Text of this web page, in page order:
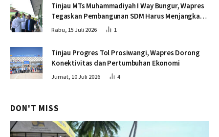
Tinjau MTs Muhammadiyah I Way Bungur, Wapres
Tegaskan Pembangunan SDM Harus Menjangkau
Seluruh Sekolah
Rabu, 15 Juli 2026 1
Tinjau Progres Tol Prosiwangi, Wapres Dorong
Konektivitas dan Pertumbuhan Ekonomi
Jumat, 10 Juli 2026 4
DON'T MISS